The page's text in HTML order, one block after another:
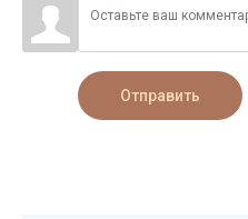
Отправить